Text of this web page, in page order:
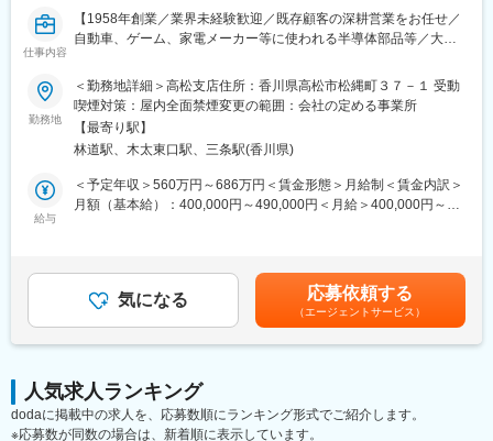
・創業75年ながら中途入社の若手社員も上司に意見が伝えやすい
環境です◎
また、ワークフローの電子化など社員が働きやすくなるような業
■入社後：
入社後1週間は会社の仕組みを学んでいただく座学研修が中心とな
り、その後、上長の元、営業同行を通じて3ヶ月～半年程度OJTに
ル営業など未経験の方も活躍中です。また、扱う製品に関する社
外研修などの教育体制もございます。
す。不定期に日帰りまたは1泊程度の出張が発生します。
・普段の移動時は社用車を利用頂きます。
直行直帰も可能となっておりますのでワークライフバランスを考
えながら働くことができます。
ーとして活躍している方もいます。
■組織構成：
仕事内容
【1958年創業／業界未経験歓迎／既存顧客の深耕営業をお任せ／
自動車、ゲーム、家電メーカー等に使われる半導体部品等／大手
同社の高松支店にて大手電機メーカーをはじめとした既存顧客を
中心に提案営業に携わって頂きます。
既存顧客の深耕営業に集中できる環境です。
■業務概要：
・産業機器、自動車、家電製品、住宅設備機器に使われる半導体
・提案方法としては既存顧客へ定期訪問、連絡を行い新商品の提
案を頂く他、問い合わせ対応なども対応頂きます。
・その他、商品の仕入管理、納期管理など付随業務等
■就業環境／魅力ポイント：
・仕入れ先も多岐にわたるため、お客様のニーズに合わせた提案
勤務地
＜勤務地詳細＞高松支店住所：香川県高松市松縄町３７－１ 受動
喫煙対策：屋内全面禁煙変更の範囲：会社の定める事業所
【最寄り駅】
林道駅、木太東口駅、三条駅(香川県)
給与
＜予定年収＞560万円～686万円＜賃金形態＞月給制＜賃金内訳＞
月額（基本給）：400,000円～490,000円＜月給＞400,000円～
分想定賃金はあくまでも目安の金額であり、選考を通じて上下す
る可能性があります。月給(月額)は固定手当を含めた表記です。
気になる 応募依頼する
（エージェントサービス）
人気求人ランキング
dodaに掲載中の求人を、応募数順にランキング形式でご紹介します。
※応募数が同数の場合は、新着順に表示しています。